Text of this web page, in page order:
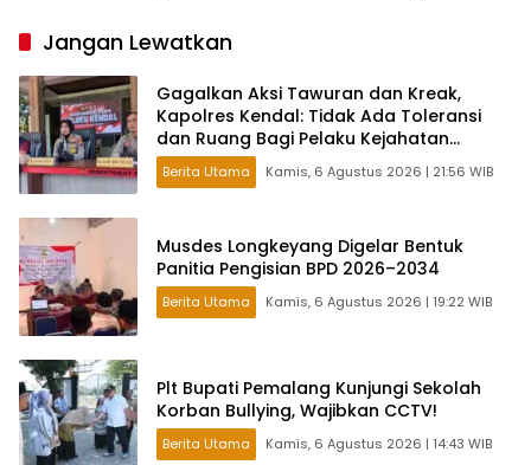
Jangan Lewatkan
Gagalkan Aksi Tawuran dan Kreak,
Kapolres Kendal: Tidak Ada Toleransi
dan Ruang Bagi Pelaku Kejahatan
Jalanan
Berita Utama Kamis, 6 Agustus 2026 | 21:56 WIB
Musdes Longkeyang Digelar Bentuk
Panitia Pengisian BPD 2026–2034
Berita Utama Kamis, 6 Agustus 2026 | 19:22 WIB
Plt Bupati Pemalang Kunjungi Sekolah
Korban Bullying, Wajibkan CCTV!
Berita Utama Kamis, 6 Agustus 2026 | 14:43 WIB